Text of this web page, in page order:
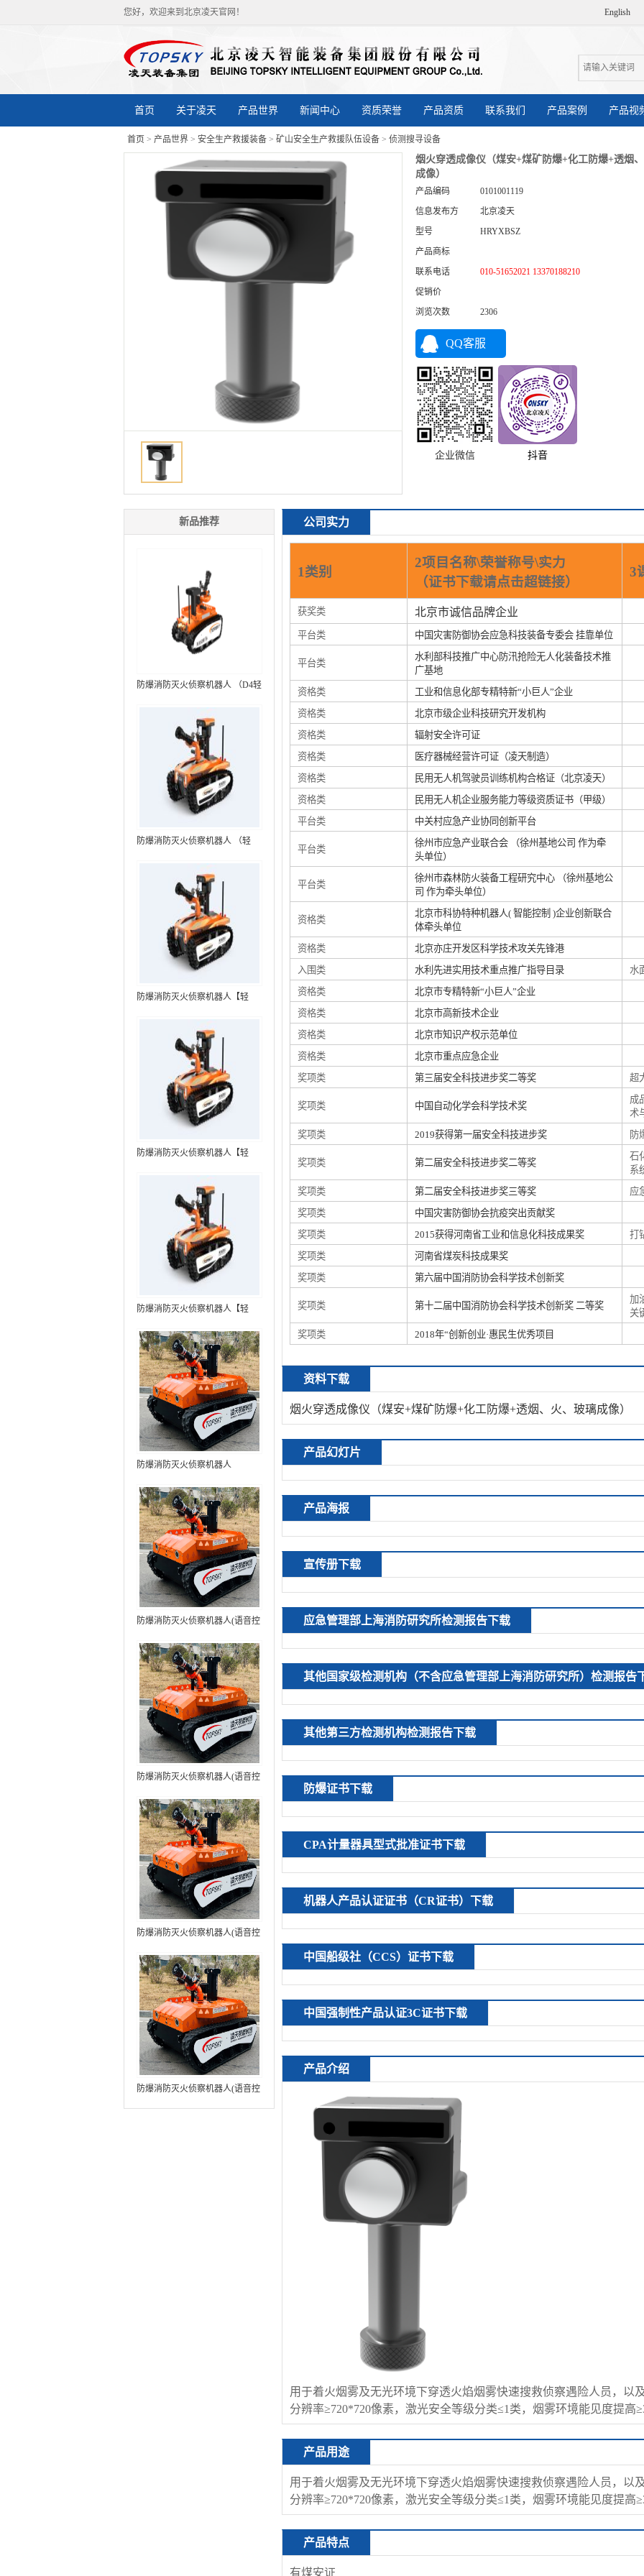
您好，欢迎来到北京凌天官网！ English
首页 关于凌天 产品世界 新闻中心 资质荣誉 产品资质 联系我们 产品案例 产品视
首页 > 产品世界 > 安全生产救援装备 > 矿山安全生产救援队伍设备 > 侦测搜寻设备
烟火穿透成像仪（煤安+煤矿防爆+化工防爆+透烟
成像）
产品编码
0101001119
信息发布方
北京凌天
型号
HRYXBSZ
产品商标
联系电话
010-51652021 13370188210
促销价
浏览次数
2306
QQ客服
企业微信 抖音
新品推荐
防爆消防灭火侦察机器人 （D4轻
防爆消防灭火侦察机器人 （轻
MC80BD（第6代）
防爆消防灭火侦察机器人【轻
装置+语音控制+跟随功能+5G控
防爆消防灭火侦察机器人【轻
装置+语音控制+跟随功能+5G控
制+水炮跟踪火焰）RXR-
MC80BD（第8代）
防爆消防灭火侦察机器人【轻
装置+语音控制+跟随功能+5G控
制+水炮跟踪火焰+自主导航）
防爆消防灭火侦察机器人
防爆消防灭火侦察机器人(语音控
MC80BD（第6代）
防爆消防灭火侦察机器人(语音控
RXR-MC80BD（第7代）
防爆消防灭火侦察机器人(语音控
火焰）中型RXR-MC80BD（第8
代）
防爆消防灭火侦察机器人(语音控
制+跟随功能+5G控制+水炮跟踪
公司实力
1类别
2项目名称\荣誉称号\实力
（证书下载请点击超链接）
3
获奖类 北京市诚信品牌企业
平台类 中国灾害防御协会应急科技装备专委会 挂靠单位
平台类
水利部科技推广中心防汛抢险无人化装备技术推
广基地
资格类
工业和信息化部专精特新“小巨人”企业
资格类
北京市级企业科技研究开发机构
资格类
辐射安全许可证
资格类
医疗器械经营许可证（凌天制造）
资格类
民用无人机驾驶员训练机构合格证（北京凌天）
资格类
民用无人机企业服务能力等级资质证书（甲级）
平台类
中关村应急产业协同创新平台
平台类
徐州市应急产业联合会 （徐州基地公司 作为牵
头单位）
平台类
徐州市森林防火装备工程研究中心 （徐州基地公
司 作为牵头单位）
资格类
北京市科协特种机器人( 智能控制 )企业创新联合
体牵头单位
资格类
北京亦庄开发区科学技术攻关先锋港
入围类
水利先进实用技术重点推广指导目录
水
资格类
北京市专精特新“小巨人”企业
资格类
北京市高新技术企业
资格类
北京市知识产权示范单位
资格类
北京市重点应急企业
奖项类
第三届安全科技进步奖二等奖 超
奖项类 中国自动化学会科学技术奖
成
术
奖项类
2019获得第一届安全科技进步奖 防
奖项类 第二届安全科技进步奖二等奖
石
系
奖项类
第二届安全科技进步奖三等奖
应
奖项类
中国灾害防御协会抗疫突出贡献奖
奖项类
2015获得河南省工业和信息化科技成果奖
打
奖项类
河南省煤炭科技成果奖
奖项类
第六届中国消防协会科学技术创新奖
奖项类 第十二届中国消防协会科学技术创新奖 二等奖
加
关
奖项类
2018年“创新创业·惠民生优秀项目
资料下载
烟火穿透成像仪（煤安+煤矿防爆+化工防爆+透烟、火、玻璃成像）
产品幻灯片
产品海报
宣传册下载
应急管理部上海消防研究所检测报告下载
其他国家级检测机构（不含应急管理部上海消防研究所）检测报告
其他第三方检测机构检测报告下载
防爆证书下载
CPA计量器具型式批准证书下载
机器人产品认证证书（CR证书）下载
中国船级社（CCS）证书下载
中国强制性产品认证3C证书下载
产品介绍
用于着火烟雾及无光环境下穿透火焰烟雾快速搜救侦察遇险人员，以
分辨率≥720*720像素，激光安全等级分类≤1类，烟雾环境能见度提高
产品用途
用于着火烟雾及无光环境下穿透火焰烟雾快速搜救侦察遇险人员，以
分辨率≥720*720像素，激光安全等级分类≤1类，烟雾环境能见度提高
产品特点
有煤安证